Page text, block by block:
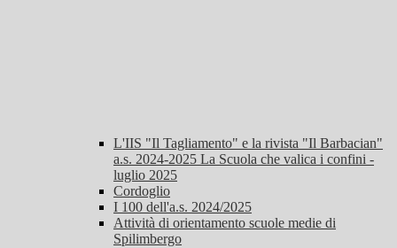
L'IIS "Il Tagliamento" e la rivista "Il Barbacian"
a.s. 2024-2025 La Scuola che valica i confini -
luglio 2025
Cordoglio
I 100 dell'a.s. 2024/2025
Attività di orientamento scuole medie di
Spilimbergo